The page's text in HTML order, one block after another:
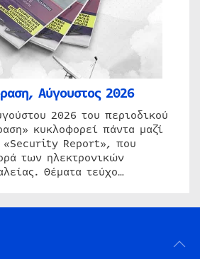
Αύγουστος 2026
2026 του περιοδικού
κυκλοφορεί πάντα μαζί
«Security Report», που
των ηλεκτρονικών
Θέματα τεύχο…